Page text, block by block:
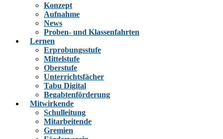
Konzept
Aufnahme
News
Proben- und Klassenfahrten
Lernen
Erprobungsstufe
Mittelstufe
Oberstufe
Unterrichtsfächer
Tabu Digital
Begabtenförderung
Mitwirkende
Schulleitung
Mitarbeitende
Gremien